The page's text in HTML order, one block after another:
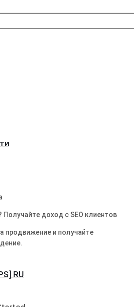
Получайте доход с SEO клиентов
продвижение и получайте